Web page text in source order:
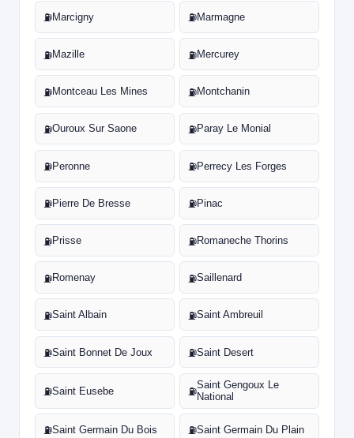
⛽Marcigny ⛽Marmagne
⛽Mazille ⛽Mercurey
⛽Montceau Les Mines ⛽Montchanin
⛽Ouroux Sur Saone ⛽Paray Le Monial
⛽Peronne ⛽Perrecy Les Forges
⛽Pierre De Bresse ⛽Pinac
⛽Prisse ⛽Romaneche Thorins
⛽Romenay ⛽Saillenard
⛽Saint Albain ⛽Saint Ambreuil
⛽Saint Bonnet De Joux ⛽Saint Desert
⛽Saint Eusebe ⛽
Saint Gengoux Le
National
⛽Saint Germain Du Bois ⛽Saint Germain Du Plain